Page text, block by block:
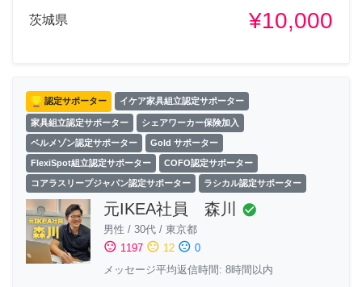
茨城県 ¥10,000
認定サポーター イケア家具組立認定サポーター
家具組立認定サポーター シェアワーカー保険加入
ベルメゾン認定サポーター Gold サポーター
FlexiSpot組立認定サポーター COFO認定サポーター
コアラスリープジャパン認定サポーター ラシカル認定サポーター
元IKEA社員 森川 check_circle
男性 / 30代 / 東京都
sentiment_satisfied 1197 sentiment_neutral 12 sentiment_dissatisfied 0
メッセージ平均返信時間: 8時間以内